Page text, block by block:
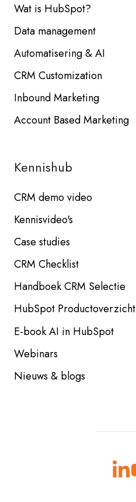
Wat is HubSpot?
Data management
Automatisering & AI
CRM Customization
Inbound Marketing
Account Based Marketing
Kennishub
CRM demo video
Kennisvideo's
Case studies
CRM Checklist
Handboek CRM Selectie
HubSpot Productoverzicht
E-book AI in HubSpot
Webinars
Nieuws & blogs